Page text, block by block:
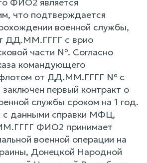
что подтверждается
военной службы,
ДД.ММ.ГГГГ с врио
части №. Согласно
командующего
от ДД.ММ.ГГГГ № с
первый контракт о
службы сроком на 1 год.
с данными справки МФЦ,
ФИО2 принимает
военной операции на
Донецкой Народной